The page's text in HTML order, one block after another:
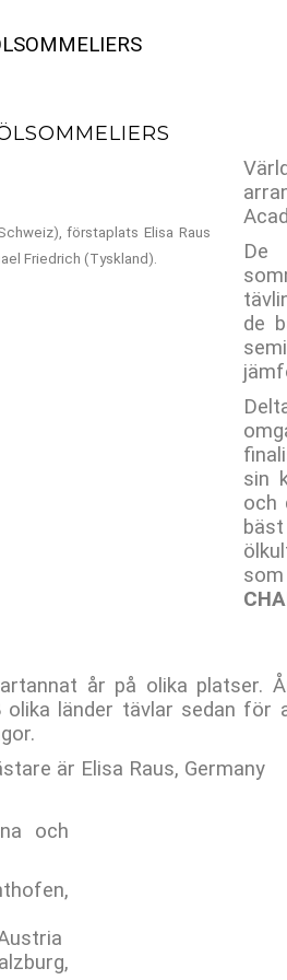
förstaplats Elisa Raus
Friedrich (Tyskland).
De
de
sin
och
år på olika platser.
länder tävlar sedan för
är Elisa Raus, Germany
och